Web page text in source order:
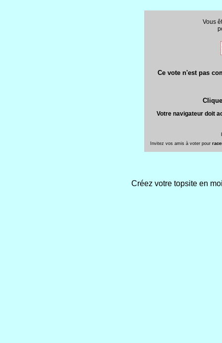
Vous
Ce vote n'est pas
Votre navigateur doit
Invitez vos amis à voter pour
Créez votre topsite en